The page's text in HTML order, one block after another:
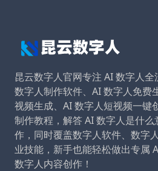
昆云数字人官网专注 AI 数字人
数字人制作软件、AI 数字人免费
视频生成、AI 数字人短视频一键
制作教程，解答 AI 数字人是什
作，同时覆盖数字人软件、数字
业技能，新手也能轻松做出专属
数字人内容创作！